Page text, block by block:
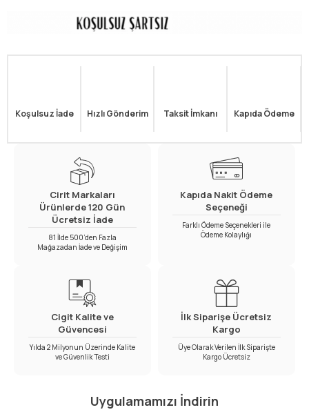
Koşulsuz İade Hızlı Gönderim Taksit İmkanı Kapıda Ödeme
Cirit Markaları
Ürünlerde 120 Gün
Ücretsiz İade
81 İlde 500’den Fazla
Mağazadan İade ve Değişim
Kapıda Nakit Ödeme
Seçeneği
Farklı Ödeme Seçenekleri ile
Ödeme Kolaylığı
Cigit Kalite ve
Güvencesi
Yılda 2 Milyonun Üzerinde Kalite
ve Güvenlik Testi
İlk Siparişe Ücretsiz
Kargo
Üye Olarak Verilen İlk Siparişte
Kargo Ücretsiz
Uygulamamızı İndirin